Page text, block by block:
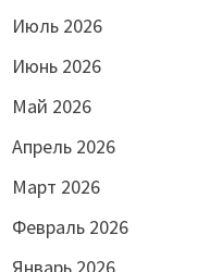
Июль 2026
Июнь 2026
Май 2026
Апрель 2026
Март 2026
Февраль 2026